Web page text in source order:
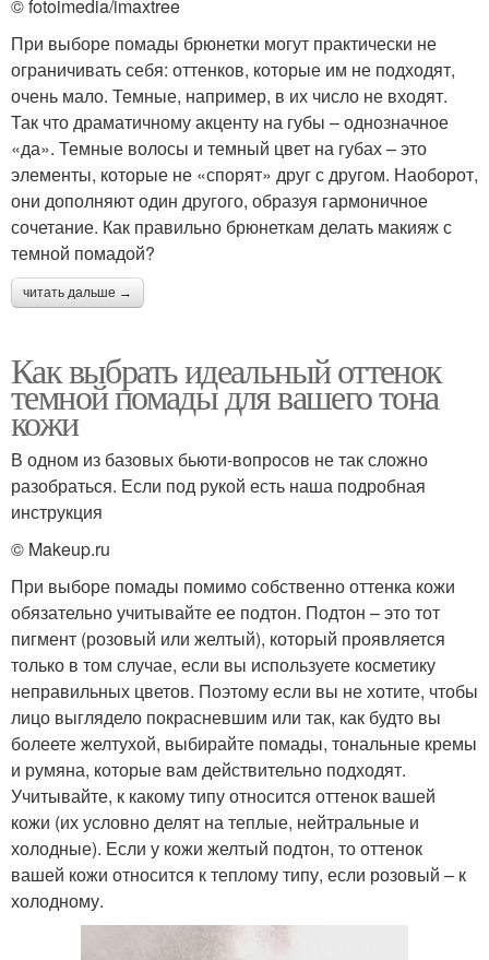
© fotoimedia/imaxtree
При выборе помады брюнетки могут практически не
ограничивать себя: оттенков, которые им не подходят,
очень мало. Темные, например, в их число не входят.
Так что драматичному акценту на губы – однозначное
«да». Темные волосы и темный цвет на губах – это
элементы, которые не «спорят» друг с другом. Наоборот,
они дополняют один другого, образуя гармоничное
сочетание. Как правильно брюнеткам делать макияж с
темной помадой?
читать дальше →
Как выбрать идеальный оттенок
темной помады для вашего тона
кожи
В одном из базовых бьюти-вопросов не так сложно
разобраться. Если под рукой есть наша подробная
инструкция
© Makeup.ru
При выборе помады помимо собственно оттенка кожи
обязательно учитывайте ее подтон. Подтон – это тот
пигмент (розовый или желтый), который проявляется
только в том случае, если вы используете косметику
неправильных цветов. Поэтому если вы не хотите, чтобы
лицо выглядело покрасневшим или так, как будто вы
болеете желтухой, выбирайте помады, тональные кремы
и румяна, которые вам действительно подходят.
Учитывайте, к какому типу относится оттенок вашей
кожи (их условно делят на теплые, нейтральные и
холодные). Если у кожи желтый подтон, то оттенок
вашей кожи относится к теплому типу, если розовый – к
холодному.